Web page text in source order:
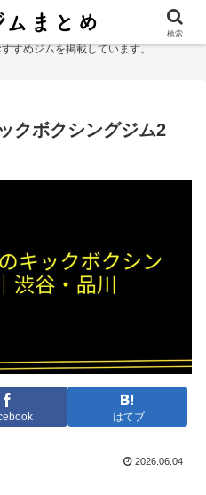
・レスリング・キックボクシング・ボ
すめジムを掲載しています。
クボクシングジム2
はてブ
2026.06.04
検索